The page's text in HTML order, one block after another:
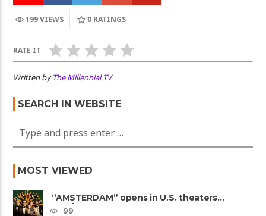
199 VIEWS 0 RATINGS
RATE IT
Written byThe Millennial TV
SEARCH IN WEBSITE
MOST VIEWED
“AMSTERDAM” opens in U.S. theaters
October 7, 2022
99